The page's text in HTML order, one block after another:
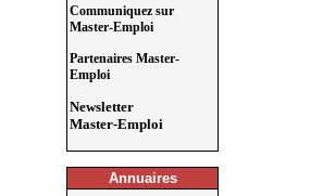
Communiquez sur
Master-Emploi
Partenaires Master-
Emploi
Newsletter
Master-Emploi
Annuaires